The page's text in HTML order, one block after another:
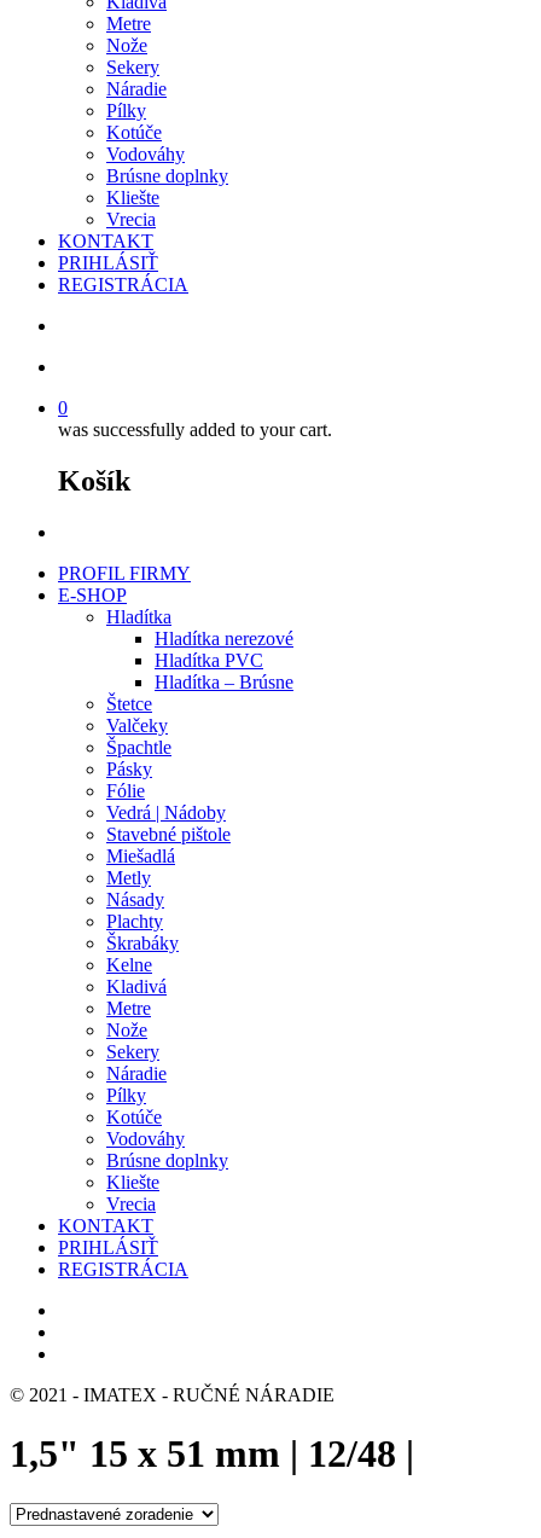
Metre
Nože
Sekery
Náradie
Pílky
Kotúče
Vodováhy
Brúsne doplnky
Kliešte
Vrecia
KONTAKT
PRIHLÁSIŤ
REGISTRÁCIA
0
was successfully added to your cart.
Košík
PROFIL FIRMY
E-SHOP
Hladítka
Hladítka nerezové
Hladítka PVC
Hladítka – Brúsne
Štetce
Valčeky
Špachtle
Pásky
Fólie
Vedrá | Nádoby
Stavebné pištole
Miešadlá
Metly
Násady
Plachty
Škrabáky
Kelne
Kladivá
Metre
Nože
Sekery
Náradie
Pílky
Kotúče
Vodováhy
Brúsne doplnky
Kliešte
Vrecia
KONTAKT
PRIHLÁSIŤ
REGISTRÁCIA
© 2021 - IMATEX - RUČNÉ NÁRADIE
1,5" 15 x 51 mm | 12/48 |